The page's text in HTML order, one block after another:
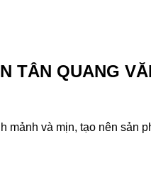
TÂN QUANG
và mịn, tạo nên sản